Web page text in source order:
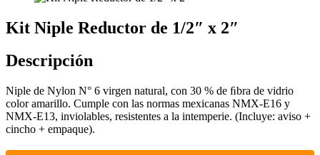
Kit Niple Reductor de 1/2″ x 2″
Descripción
Niple de Nylon N° 6 virgen natural, con 30 % de ﬁbra de vidrio
color amarillo. Cumple con las normas mexicanas NMX-E16 y
NMX-E13, inviolables, resistentes a la intemperie. (Incluye: aviso +
cincho + empaque).